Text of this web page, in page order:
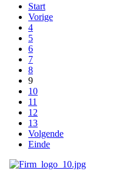
Start
Vorige
4
5
6
7
8
9
10
11
12
13
Volgende
Einde